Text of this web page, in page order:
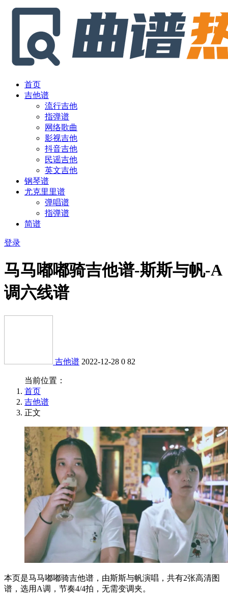
首页
吉他谱
流行吉他
指弹谱
网络歌曲
影视吉他
抖音吉他
民谣吉他
英文吉他
钢琴谱
尤克里里谱
弹唱谱
指弹谱
简谱
登录
马马嘟嘟骑吉他谱-斯斯与帆-A
调六线谱
吉他谱 2022-12-28 0 82
当前位置：
首页
吉他谱
正文
本页是马马嘟嘟骑吉他谱，由斯斯与帆演唱，共有2张高清图
谱，选用A调，节奏4/4拍，无需变调夹。